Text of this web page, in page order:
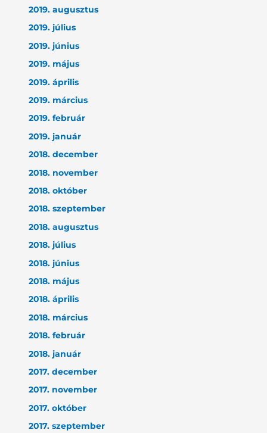
2019. augusztus
2019. július
2019. június
2019. május
2019. április
2019. március
2019. február
2019. január
2018. december
2018. november
2018. október
2018. szeptember
2018. augusztus
2018. július
2018. június
2018. május
2018. április
2018. március
2018. február
2018. január
2017. december
2017. november
2017. október
2017. szeptember